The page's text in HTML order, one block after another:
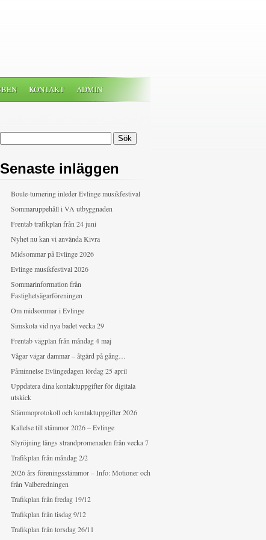
KONTAKT ADMIN
Senaste inläggen
Boule-turnering inleder Evlinge musikfestival
Sommaruppehåll i VA utbyggnaden
Frentab trafikplan från 24 juni
Nyhet nu kan vi använda Kivra
Midsommar på Evlinge 2026
Evlinge musikfestival 2026
Sommarinformation från
Fastighetsägarföreningen
Om midsommar i Evlinge
Simskola vid nya badet vecka 29
Frentab vägplan från måndag 4 maj
Vågar vägar dammar – åtgärd på gång…
Påminnelse Evlingedagen lördag 25 april
Uppdatera dina kontaktuppgifter för digitala
utskick
Stämmoprotokoll och kontaktuppgifter 2026
Kallelse till stämmor 2026 – Evlinge
Slyröjning längs strandpromenaden från vecka 7
Trafikplan från måndag 2/2
2026 års föreningsstämmor – Info: Motioner och
från Valberedningen
Trafikplan från fredag 19/12
Trafikplan från tisdag 9/12
Trafikplan från torsdag 26/11